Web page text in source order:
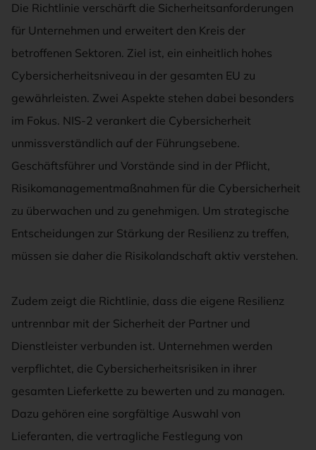
Die Richtlinie verschärft die Sicherheitsanforderungen
für Unternehmen und erweitert den Kreis der
betroffenen Sektoren. Ziel ist, ein einheitlich hohes
Cybersicherheitsniveau in der gesamten EU zu
gewährleisten. Zwei Aspekte stehen dabei besonders
im Fokus. NIS-2 verankert die Cybersicherheit
unmissverständlich auf der Führungsebene.
Geschäftsführer und Vorstände sind in der Pflicht,
Risikomanagementmaßnahmen für die Cybersicherheit
zu überwachen und zu genehmigen. Um strategische
Entscheidungen zur Stärkung der Resilienz zu treffen,
müssen sie daher die Risikolandschaft aktiv verstehen.
Zudem zeigt die Richtlinie, dass die eigene Resilienz
untrennbar mit der Sicherheit der Partner und
Dienstleister verbunden ist. Unternehmen werden
verpflichtet, die Cybersicherheitsrisiken in ihrer
gesamten Lieferkette zu bewerten und zu managen.
Dazu gehören eine sorgfältige Auswahl von
Lieferanten, die vertragliche Festlegung von